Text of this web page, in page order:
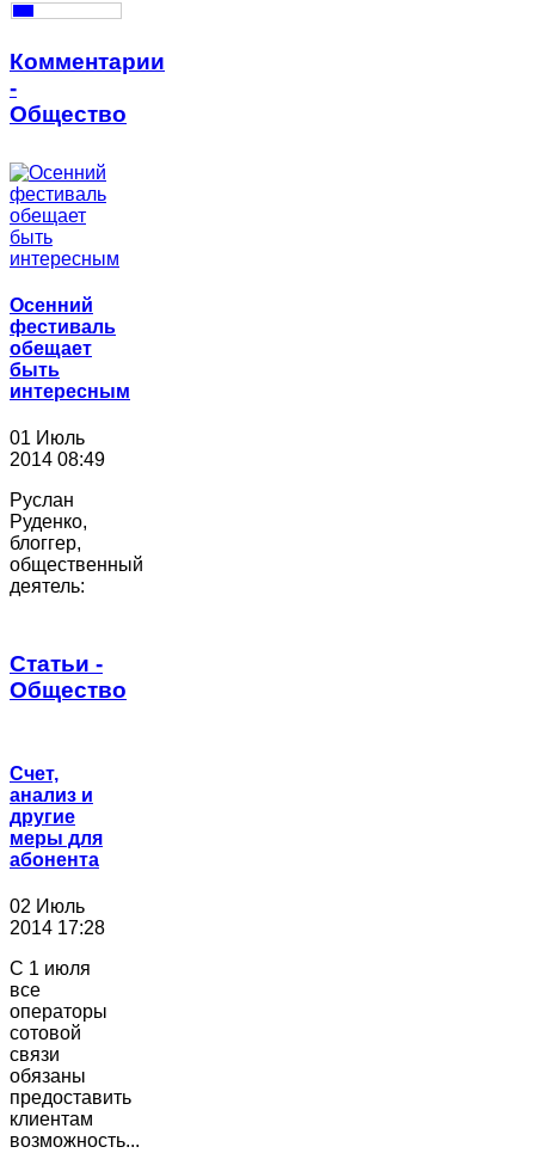
Комментарии
-
Общество
Осенний
фестиваль
обещает
быть
интересным
01 Июль
2014 08:49
Руслан
Руденко,
блоггер,
общественный
деятель:
Статьи -
Общество
Счет,
анализ и
другие
меры для
абонента
02 Июль
2014 17:28
С 1 июля
все
операторы
сотовой
связи
обязаны
предоставить
клиентам
возможность...